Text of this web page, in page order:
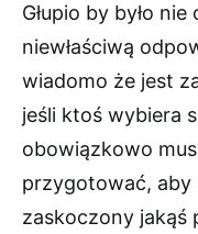
Głupio by było
niewłaściwą
wiadomo że jest
jeśli ktoś wybiera
obowiązkowo
przygotować, aby
zaskoczony jakąś